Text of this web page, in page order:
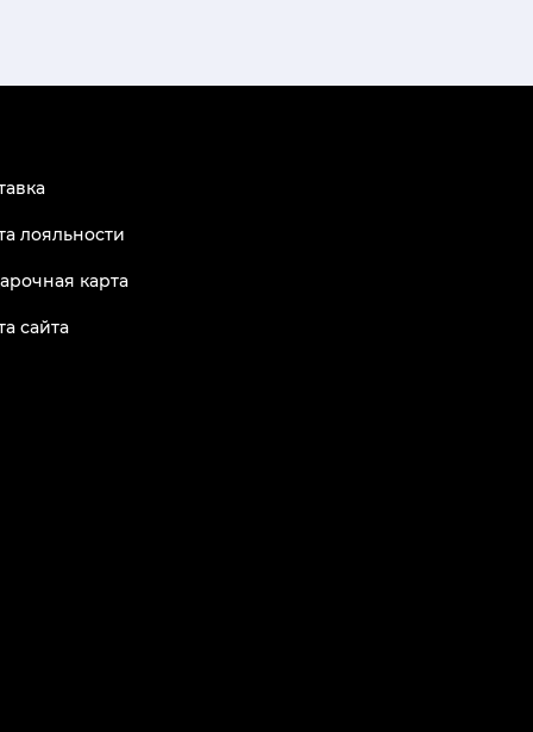
лояльности
карта
сайта